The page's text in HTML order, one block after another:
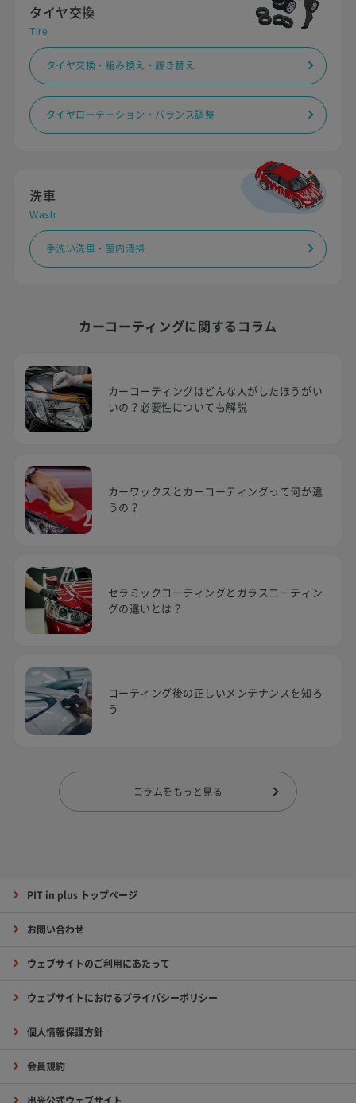
タイヤ交換
Tire
タイヤ交換・組み換え・履き替え
タイヤローテーション・バランス調整
洗車
Wash
手洗い洗車・室内清掃
カーコーティングに関するコラム
カーコーティングはどんな人がしたほうがい
いの？必要性についても解説
カーワックスとカーコーティングって何が違
うの？
セラミックコーティングとガラスコーティン
グの違いとは？
コーティング後の正しいメンテナンスを知ろ
う
コラムをもっと見る
PIT in plus トップページ
お問い合わせ
ウェブサイトのご利用にあたって
ウェブサイトにおけるプライバシーポリシー
個人情報保護方針
会員規約